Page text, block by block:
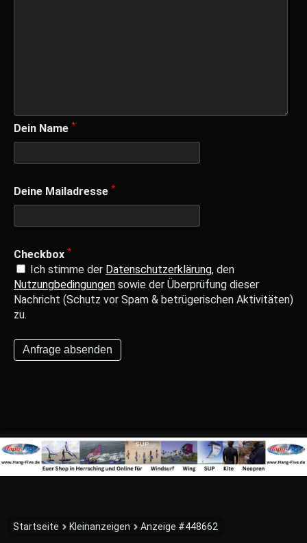
Dein Name *
Deine Mailadresse *
Checkbox *
Ich stimme der Datenschutzerklärung, den
Nutzungbedingungen sowie der Überprüfung dieser
Nachricht (Schutz vor Spam & betrügerischen Aktivitäten)
zu.
Startseite Kleinanzeigen Anzeige #448662